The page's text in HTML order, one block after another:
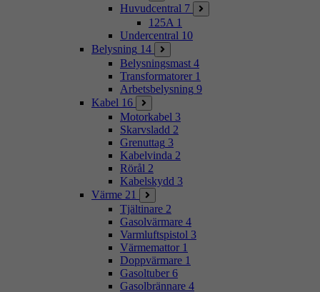
Huvudcentral 7
125A 1
Undercentral 10
Belysning 14
Belysningsmast 4
Transformatorer 1
Arbetsbelysning 9
Kabel 16
Motorkabel 3
Skarvsladd 2
Grenuttag 3
Kabelvinda 2
Rörål 2
Kabelskydd 3
Värme 21
Tjältinare 2
Gasolvärmare 4
Varmluftspistol 3
Värmemattor 1
Doppvärmare 1
Gasoltuber 6
Gasolbrännare 4